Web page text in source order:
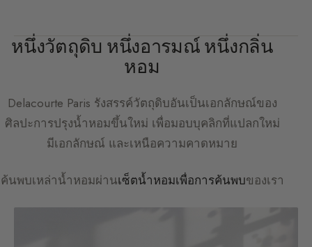
หนึ่งวัตถุดิบ หนึ่งอารมณ์ หนึ่งกลิ่น
หอม
Delacourte Paris รังสรรค์วัตถุดิบอันเป็นเอกลักษณ์ของ
ศิลปะการปรุงน้ำหอมขึ้นใหม่ เพื่อมอบบุคลิกที่แปลกใหม่
มีเอกลักษณ์ และเหนือความคาดหมาย
ค้นพบเหล่าน้ำหอมผ่านเซ็ตน้ำหอมเพื่อการค้นพบของเรา